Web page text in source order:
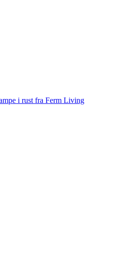
i rust fra Ferm Living